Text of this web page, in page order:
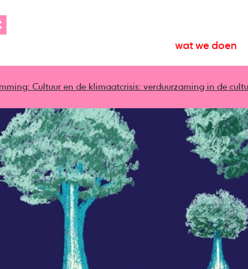
wat we doen
Cultuur en de klimaatcrisis: verduurzaming in de